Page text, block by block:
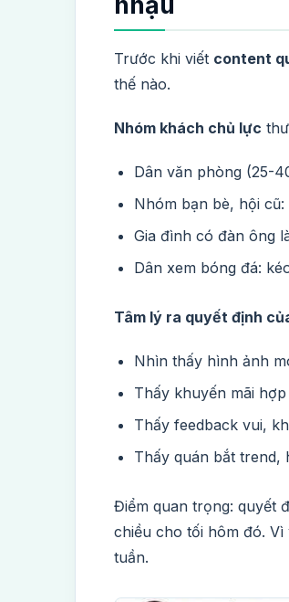
Trước khi viết content
thế nào.
Nhóm khách chủ lực
Dân văn phòng (25-
Nhóm bạn bè, hội
Gia đình có đàn ông
Dân xem bóng đá:
Tâm lý ra quyết định
Nhìn thấy hình ảnh
Thấy khuyến mãi
Thấy feedback vui,
Thấy quán bắt
Điểm quan trọng: quyết
chiều cho tối hôm đó.
tuần.